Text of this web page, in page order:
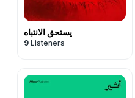
يستحق الانتباه
9 Listeners